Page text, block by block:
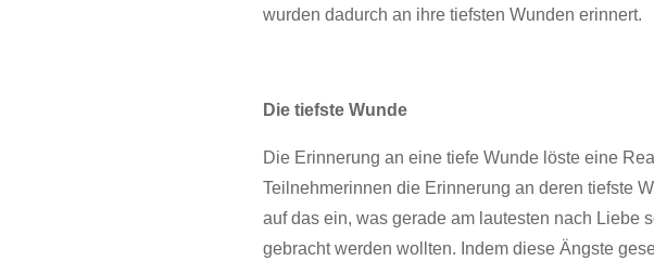
wurden dadurch an ihre tiefsten Wunden erinnert.
Die tiefste Wunde
Die Erinnerung an eine tiefe Wunde löste eine
Teilnehmerinnen die Erinnerung an deren tiefste
auf das ein, was gerade am lautesten nach Liebe
gebracht werden wollten. Indem diese Ängste